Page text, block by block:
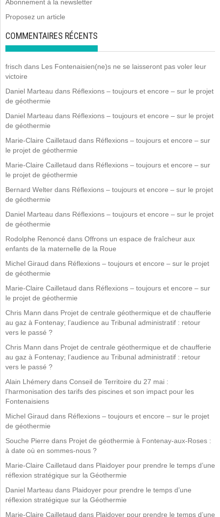
Abonnement à la newsletter
Proposez un article
COMMENTAIRES RÉCENTS
frisch dans Les Fontenaisien(ne)s ne se laisseront pas voler leur
victoire
Daniel Marteau dans Réflexions – toujours et encore – sur le projet
de géothermie
Daniel Marteau dans Réflexions – toujours et encore – sur le projet
de géothermie
Marie-Claire Cailletaud dans Réflexions – toujours et encore – sur
le projet de géothermie
Marie-Claire Cailletaud dans Réflexions – toujours et encore – sur
le projet de géothermie
Bernard Welter dans Réflexions – toujours et encore – sur le projet
de géothermie
Daniel Marteau dans Réflexions – toujours et encore – sur le projet
de géothermie
Rodolphe Renoncé dans Offrons un espace de fraîcheur aux
enfants de la maternelle de la Roue
Michel Giraud dans Réflexions – toujours et encore – sur le projet
de géothermie
Marie-Claire Cailletaud dans Réflexions – toujours et encore – sur
le projet de géothermie
Chris Mann dans Projet de centrale géothermique et de chaufferie
au gaz à Fontenay; l’audience au Tribunal administratif : retour
vers le passé ?
Chris Mann dans Projet de centrale géothermique et de chaufferie
au gaz à Fontenay; l’audience au Tribunal administratif : retour
vers le passé ?
Alain Lhémery dans Conseil de Territoire du 27 mai :
l’harmonisation des tarifs des piscines et son impact pour les
Fontenaisiens
Michel Giraud dans Réflexions – toujours et encore – sur le projet
de géothermie
Souche Pierre dans Projet de géothermie à Fontenay-aux-Roses :
à date où en sommes-nous ?
Marie-Claire Cailletaud dans Plaidoyer pour prendre le temps d’une
réflexion stratégique sur la Géothermie
Daniel Marteau dans Plaidoyer pour prendre le temps d’une
réflexion stratégique sur la Géothermie
Marie-Claire Cailletaud dans Plaidoyer pour prendre le temps d’une